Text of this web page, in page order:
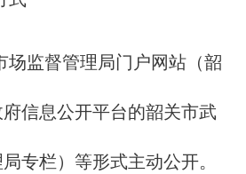
场监督管理局门户网站（韶
信息公开平台的韶关市武
专栏）等形式主动公开。